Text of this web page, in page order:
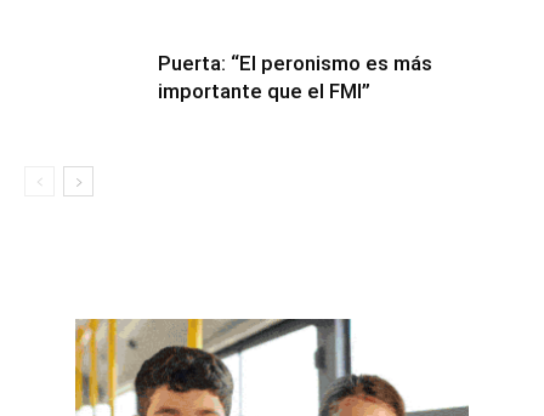
Puerta: “El peronismo es más
importante que el FMI”